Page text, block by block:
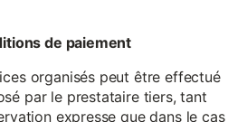
de paiement
organisés peut être effectué
par le prestataire tiers, tant
expresse que dans le cas